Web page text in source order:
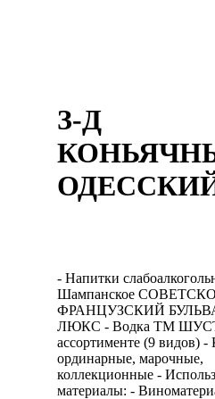
З-Д
- Напитки
Шампанское
ФРАНЦУЗСКИЙ
ЛЮКС - Водка ТМ
ассортименте (9 видов) -
ординарные, марочные,
коллекционные -
материалы: -